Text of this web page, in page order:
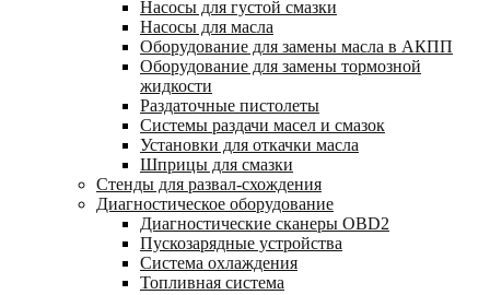
Насосы для густой смазки
Насосы для масла
Оборудование для замены масла в АКПП
Оборудование для замены тормозной
жидкости
Раздаточные пистолеты
Системы раздачи масел и смазок
Установки для откачки масла
Шприцы для смазки
Стенды для развал-схождения
Диагностическое оборудование
Диагностические сканеры OBD2
Пускозарядные устройства
Система охлаждения
Топливная система